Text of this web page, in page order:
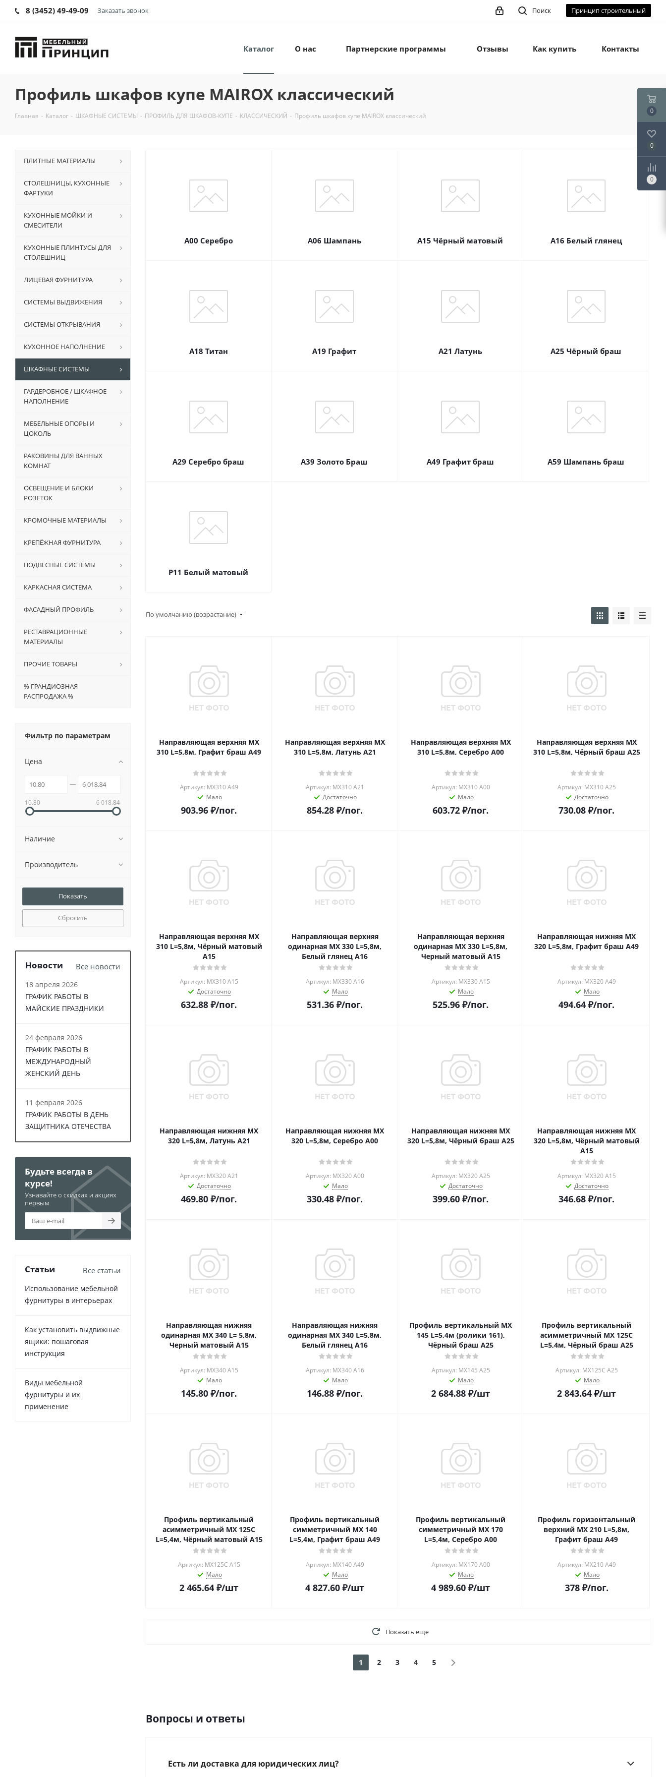
8 (3452) 49-49-09 Заказать звонок Принцип строительный
Поиск
Каталог О нас Партнерские программы Отзывы Как купить Контакты
Профиль шкафов купе MAIROX классический
Главная - Каталог - ШКАФНЫЕ СИСТЕМЫ - ПРОФИЛЬ ДЛЯ ШКАФОВ-КУПЕ - КЛАССИЧЕСКИЙ - Профиль шкафов купе MAIROX классический
A00 Серебро А06 Шампань А15 Чёрный матовый А16 Белый глянец
А18 Титан А19 Графит А21 Латунь А25 Чёрный браш
А29 Серебро браш А39 Золото Браш А49 Графит браш А59 Шампань браш
Р11 Белый матовый
По умолчанию (возрастание)
Направляющая верхняя MX
310 L=5,8м, Графит браш А49
Артикул: MX310 A49
Мало
903.96 ₽/пог.
Направляющая верхняя MX
310 L=5,8м, Латунь А21
Артикул: MX310 A21
Достаточно
854.28 ₽/пог.
Направляющая верхняя MX
310 L=5,8м, Серебро А00
Артикул: MX310 A00
Мало
603.72 ₽/пог.
Направляющая верхняя MХ
310 L=5,8м, Чёрный браш А25
Артикул: MХ310 A25
Достаточно
730.08 ₽/пог.
Направляющая верхняя MХ
310 L=5,8м, Чёрный матовый
А15
Артикул: MХ310 A15
Достаточно
632.88 ₽/пог.
Направляющая верхняя
одинарная MX 330 L=5,8м,
Белый глянец А16
Артикул: MX330 A16
Мало
531.36 ₽/пог.
Направляющая верхняя
одинарная MX 330 L=5,8м,
Черный матовый А15
Артикул: MX330 A15
Мало
525.96 ₽/пог.
Направляющая нижняя MX
320 L=5,8м, Графит браш А49
Артикул: MX320 A49
Мало
494.64 ₽/пог.
Направляющая нижняя MX
320 L=5,8м, Латунь А21
Артикул: MX320 A21
Достаточно
469.80 ₽/пог.
Направляющая нижняя MX
320 L=5,8м, Серебро А00
Артикул: MX320 A00
Мало
330.48 ₽/пог.
Направляющая нижняя MХ
320 L=5,8м, Чёрный браш А25
Артикул: MХ320 A25
Достаточно
399.60 ₽/пог.
Направляющая нижняя MХ
320 L=5,8м, Чёрный матовый
А15
Артикул: MХ320 A15
Достаточно
346.68 ₽/пог.
Направляющая нижняя
одинарная MX 340 L= 5,8м,
Черный матовый А15
Артикул: MX340 A15
Мало
145.80 ₽/пог.
Направляющая нижняя
одинарная MX 340 L=5,8м,
Белый глянец А16
Артикул: MX340 A16
Мало
146.88 ₽/пог.
Профиль вертикальный MX
145 L=5,4м (ролики 161),
Чёрный браш А25
Артикул: MX145 A25
Мало
2 684.88 ₽/шт
Профиль вертикальный
асимметричный MX 125С
L=5,4м, Чёрный браш А25
Артикул: MX125С A25
Мало
2 843.64 ₽/шт
Профиль вертикальный
асимметричный MX 125С
L=5,4м, Чёрный матовый А15
Артикул: MX125С A15
Мало
2 465.64 ₽/шт
Профиль вертикальный
симметричный MX 140
L=5,4м, Графит браш А49
Артикул: MX140 A49
Мало
4 827.60 ₽/шт
Профиль вертикальный
симметричный MX 170
L=5,4м, Серебро А00
Артикул: MX170 A00
Мало
4 989.60 ₽/шт
Профиль горизонтальный
верхний MX 210 L=5,8м,
Графит браш А49
Артикул: MX210 A49
Мало
378₽/пог.
Показать еще
1 2 3 4 5
Вопросы и ответы
Есть ли доставка для юридических лиц?
ПЛИТНЫЕ МАТЕРИАЛЫ
СТОЛЕШНИЦЫ, КУХОННЫЕ
ФАРТУКИ
КУХОННЫЕ МОЙКИ И
СМЕСИТЕЛИ
КУХОННЫЕ ПЛИНТУСЫ ДЛЯ
СТОЛЕШНИЦ
ЛИЦЕВАЯ ФУРНИТУРА
СИСТЕМЫ ВЫДВИЖЕНИЯ
СИСТЕМЫ ОТКРЫВАНИЯ
КУХОННОЕ НАПОЛНЕНИЕ
ШКАФНЫЕ СИСТЕМЫ
ГАРДЕРОБНОЕ / ШКАФНОЕ
НАПОЛНЕНИЕ
МЕБЕЛЬНЫЕ ОПОРЫ И
ЦОКОЛЬ
РАКОВИНЫ ДЛЯ ВАННЫХ
КОМНАТ
ОСВЕЩЕНИЕ И БЛОКИ
РОЗЕТОК
КРОМОЧНЫЕ МАТЕРИАЛЫ
КРЕПЁЖНАЯ ФУРНИТУРА
ПОДВЕСНЫЕ СИСТЕМЫ
КАРКАСНАЯ СИСТЕМА
ФАСАДНЫЙ ПРОФИЛЬ
РЕСТАВРАЦИОННЫЕ
МАТЕРИАЛЫ
ПРОЧИЕ ТОВАРЫ
% ГРАНДИОЗНАЯ
РАСПРОДАЖА %
Фильтр по параметрам
Цена
10.80 6 018.84
Наличие
Производитель
Сбросить
Новости Все новости
18 апреля 2026
ГРАФИК РАБОТЫ В
МАЙСКИЕ ПРАЗДНИКИ
24 февраля 2026
ГРАФИК РАБОТЫ В
МЕЖДУНАРОДНЫЙ
ЖЕНСКИЙ ДЕНЬ
11 февраля 2026
ГРАФИК РАБОТЫ В ДЕНЬ
ЗАЩИТНИКА ОТЕЧЕСТВА
Будьте всегда в
курсе!
Узнавайте о скидках и акциях
первым
Статьи Все статьи
Использование мебельной
фурнитуры в интерьерах
Как установить выдвижные
ящики: пошаговая
инструкция
Виды мебельной
фурнитуры и их
применение
0
0
0